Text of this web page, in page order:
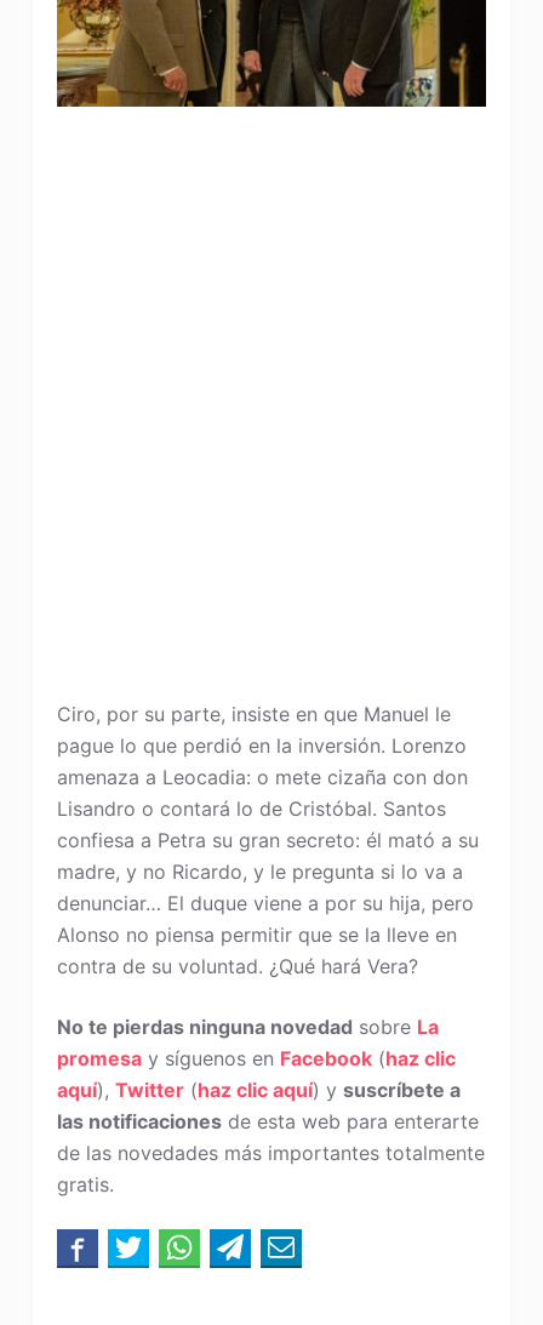
Ciro, por su parte, insiste en que Manuel le
pague lo que perdió en la inversión. Lorenzo
amenaza a Leocadia: o mete cizaña con don
Lisandro o contará lo de Cristóbal. Santos
confiesa a Petra su gran secreto: él mató a su
madre, y no Ricardo, y le pregunta si lo va a
denunciar… El duque viene a por su hija, pero
Alonso no piensa permitir que se la lleve en
contra de su voluntad. ¿Qué hará Vera?
No te pierdas ninguna novedad sobre La
promesay síguenos en Facebook(haz clic
aquí), Twitter(haz clic aquí) y suscríbete a
las notificacionesde esta web para enterarte
de las novedades más importantes totalmente
gratis.